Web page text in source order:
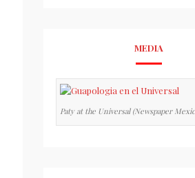
MEDIA
Paty at the Universal (Newspaper